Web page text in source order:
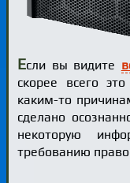
Если вы видите
скорее всего
каким-то
сделано
некоторую
требованию